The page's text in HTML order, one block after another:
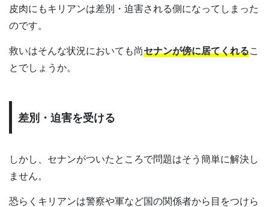
皮肉にもキリアンは差別・迫害される側になってしまった
のです。
救いはそんな状況においても尚セナンが傍に居てくれるこ
とでしょうか。
差別・迫害を受ける
しかし、セナンがついたところで問題はそう簡単に解決し
ません。
恐らくキリアンは警察や軍など国の関係者から目をつけら